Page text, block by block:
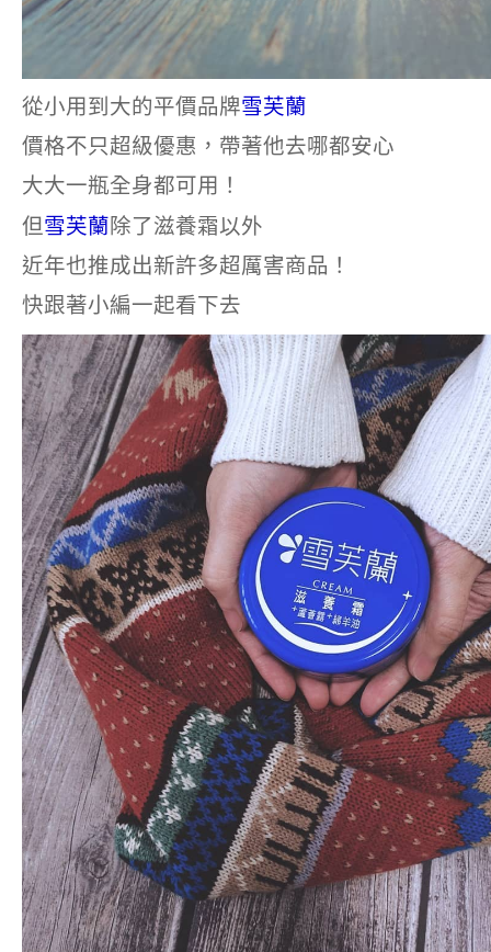
從小用到大的平價品牌雪芙蘭
價格不只超級優惠，帶著他去哪都安心
大大一瓶全身都可用！
但雪芙蘭除了滋養霜以外
近年也推成出新許多超厲害商品！
快跟著小編一起看下去